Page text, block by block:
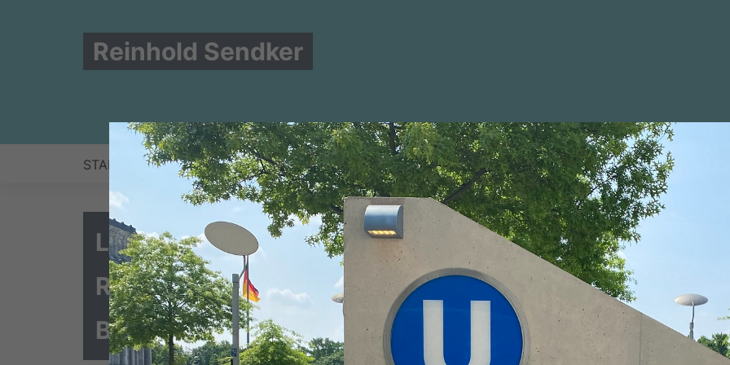
Reinhold Sendker
START NEWS ZUR PERSON BERLIN WAHLKREIS POSITIONEN BILDER NEWSLETTER
Landwirtschaftlicher Kreisverband auf Einladung
Reinhold Sendker MdB in Berlin: Diskussion mit
Bundeslandwirtschaftsminister Schmidt